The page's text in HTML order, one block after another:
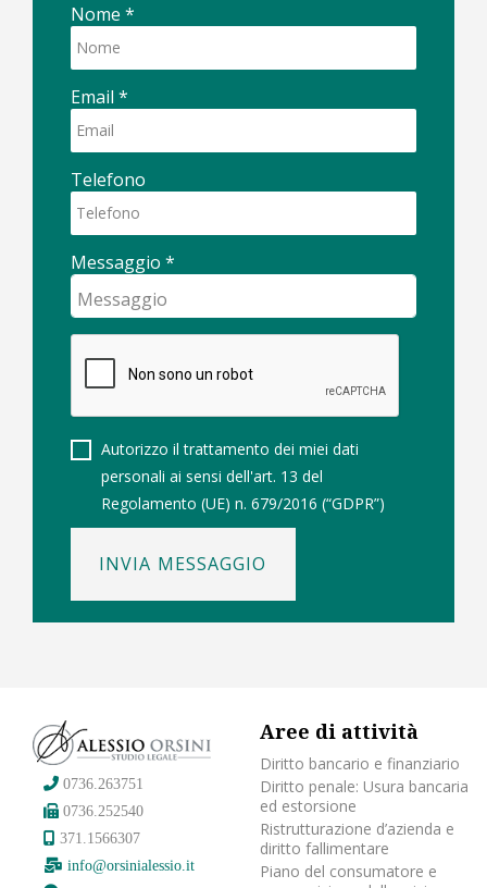
Nome *
Email *
Telefono
Messaggio *
Autorizzo il trattamento dei miei dati
personali ai sensi dell'art. 13 del
Regolamento (UE) n. 679/2016 (“GDPR”)
INVIA MESSAGGIO
0736.263751
0736.252540
371.1566307
info@orsinialessio.it
Aree di attività
Diritto bancario e finanziario
Diritto penale: Usura bancaria
ed estorsione
Ristrutturazione d’azienda e
diritto fallimentare
Piano del consumatore e